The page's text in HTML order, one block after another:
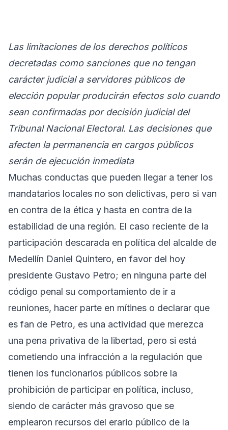
Las limitaciones de los derechos políticos
decretadas como sanciones que no tengan
carácter judicial a servidores públicos de
elección popular producirán efectos solo cuando
sean confirmadas por decisión judicial del
Tribunal Nacional Electoral. Las decisiones que
afecten la permanencia en cargos públicos
serán de ejecución inmediata
Muchas conductas que pueden llegar a tener los
mandatarios locales no son delictivas, pero si van
en contra de la ética y hasta en contra de la
estabilidad de una región. El caso reciente de la
participación descarada en política del alcalde de
Medellín Daniel Quintero, en favor del hoy
presidente Gustavo Petro; en ninguna parte del
código penal su comportamiento de ir a
reuniones, hacer parte en mítines o declarar que
es fan de Petro, es una actividad que merezca
una pena privativa de la libertad, pero si está
cometiendo una infracción a la regulación que
tienen los funcionarios públicos sobre la
prohibición de participar en política, incluso,
siendo de carácter más gravoso que se
emplearon recursos del erario público de la